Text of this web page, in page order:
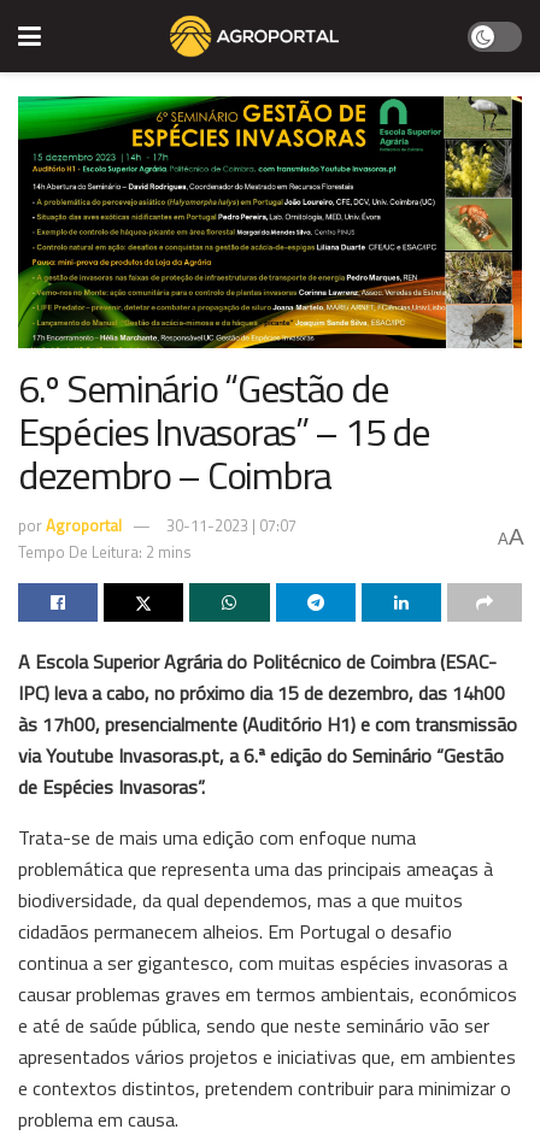
6.º Seminário “Gestão de
Espécies Invasoras” – 15 de
dezembro – Coimbra
porAgroportal
30-11-2023 | 07:07
Tempo De Leitura: 2 mins
AA
A Escola Superior Agrária do Politécnico de Coimbra (ESAC-
IPC) leva a cabo, no próximo dia 15 de dezembro, das 14h00
às 17h00, presencialmente (Auditório H1) e com transmissão
via Youtube Invasoras.pt, a 6.ª edição do Seminário “Gestão
de Espécies Invasoras”.
Trata-se de mais uma edição com enfoque numa
problemática que representa uma das principais ameaças à
biodiversidade, da qual dependemos, mas a que muitos
cidadãos permanecem alheios. Em Portugal o desafio
continua a ser gigantesco, com muitas espécies invasoras a
causar problemas graves em termos ambientais, económicos
e até de saúde pública, sendo que neste seminário vão ser
apresentados vários projetos e iniciativas que, em ambientes
e contextos distintos, pretendem contribuir para minimizar o
problema em causa.